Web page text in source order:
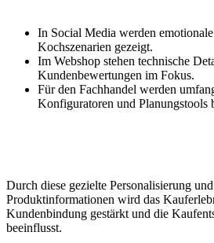
In Social Media werden
Kochszenarien gezeigt.
Im Webshop stehen technische
Kundenbewertungen im Fokus.
Für den Fachhandel werden
Konfiguratoren und Planungstools
Durch diese gezielte Personalisierung
Produktinformationen wird das
Kundenbindung gestärkt und die
beeinflusst.